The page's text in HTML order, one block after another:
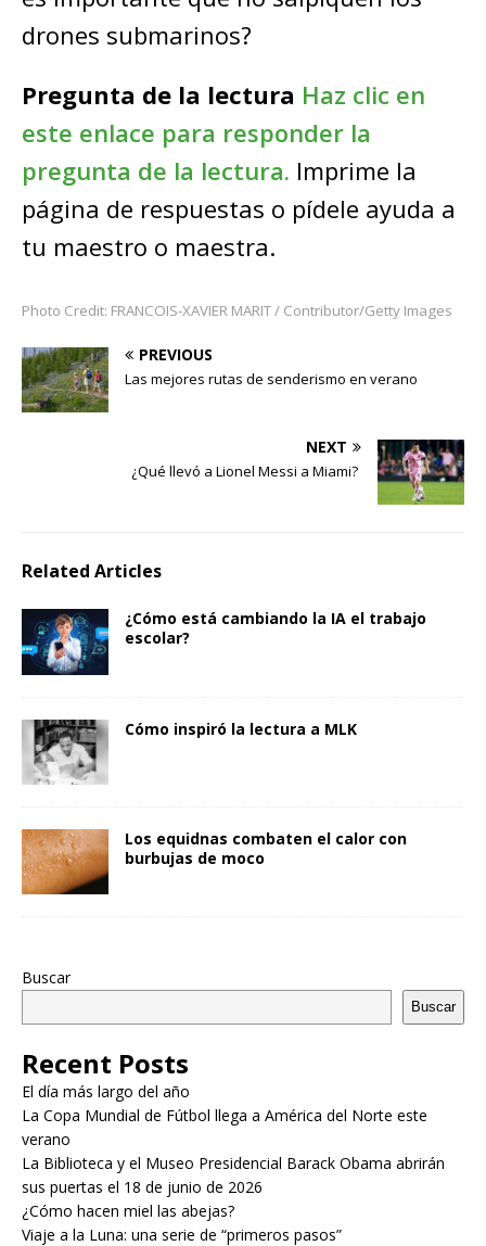
drones submarinos?
Pregunta de la lectura Haz clic en
este enlace para responder la
pregunta de la lectura. Imprime la
página de respuestas o pídele ayuda a
tu maestro o maestra.
Photo Credit: FRANCOIS-XAVIER MARIT / Contributor/Getty Images
PREVIOUS
Las mejores rutas de senderismo en verano
NEXT
¿Qué llevó a Lionel Messi a Miami?
Related Articles
¿Cómo está cambiando la IA el trabajo
escolar?
Cómo inspiró la lectura a MLK
Los equidnas combaten el calor con
burbujas de moco
Buscar
Buscar
Recent Posts
El día más largo del año
La Copa Mundial de Fútbol llega a América del Norte este
verano
La Biblioteca y el Museo Presidencial Barack Obama abrirán
sus puertas el 18 de junio de 2026
¿Cómo hacen miel las abejas?
Viaje a la Luna: una serie de “primeros pasos”